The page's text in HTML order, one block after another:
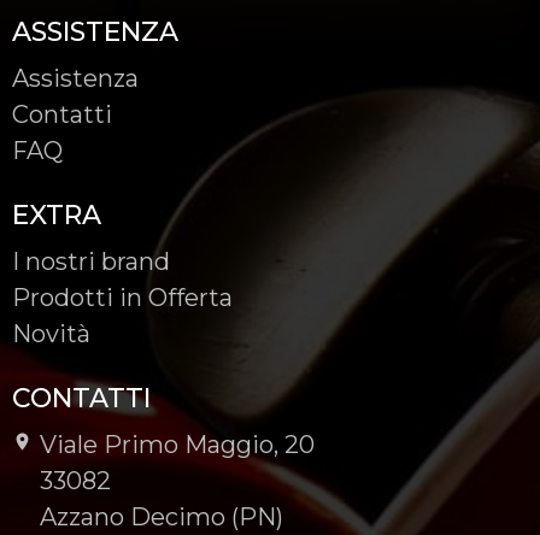
ASSISTENZA
Assistenza
Contatti
FAQ
EXTRA
I nostri brand
Prodotti in Offerta
Novità
CONTATTI
Viale Primo Maggio, 20
-
33082
-
Azzano Decimo (PN)